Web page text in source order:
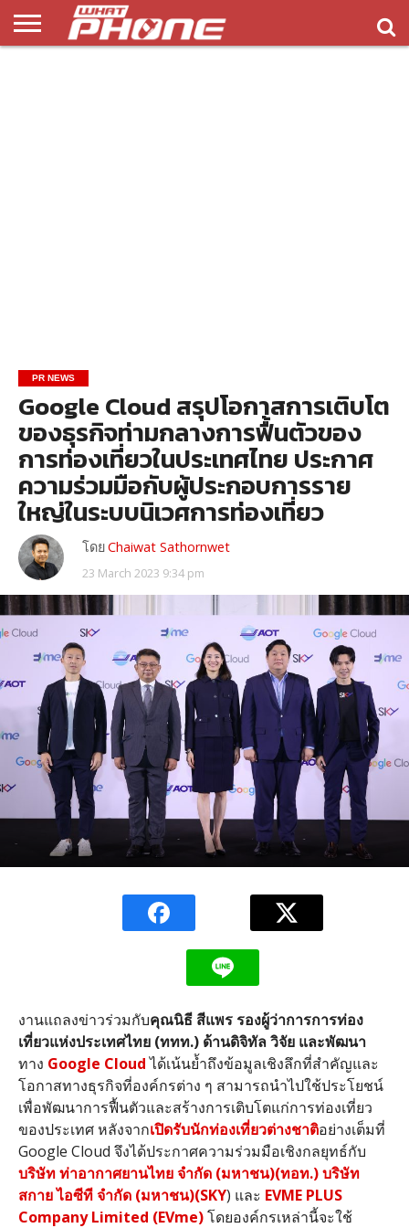
PR NEWS
Google Cloud สรุปโอกาสการเติบโต
ของธุรกิจท่ามกลางการฟื้นตัวของ
การท่องเที่ยวในประเทศไทย ประกาศ
ความร่วมมือกับผู้ประกอบการราย
ใหญ่ในระบบนิเวศการท่องเที่ยว
โดยChaiwat Sathornwet
23 March 2023 9:34 pm
งานแถลงข่าวร่วมกับคุณนิธี สีแพร รองผู้ว่าการการท่อง
เที่ยวแห่งประเทศไทย(ททท.) ด้านดิจิทัล วิจัย และพัฒนา
ทาง Google Cloud ได้เน้นย้ำถึงข้อมูลเชิงลึกที่สำคัญและ
โอกาสทางธุรกิจที่องค์กรต่าง ๆ สามารถนำไปใช้ประโยชน์
เพื่อพัฒนาการฟื้นตัวและสร้างการเติบโตแก่การท่องเที่ยว
ของประเทศ หลังจากเปิดรับนักท่องเที่ยวต่างชาติอย่างเต็มที่
Google Cloud จึงได้ประกาศความร่วมมือเชิงกลยุทธ์กับ
บริษัท ท่าอากาศยานไทย จำกัด(มหาชน)(ทอท.) บริษัท
สกายไอซีที จำกัด(มหาชน)(SKY) และ EVME PLUS
Company Limited (EVme) โดยองค์กรเหล่านี้จะใช้